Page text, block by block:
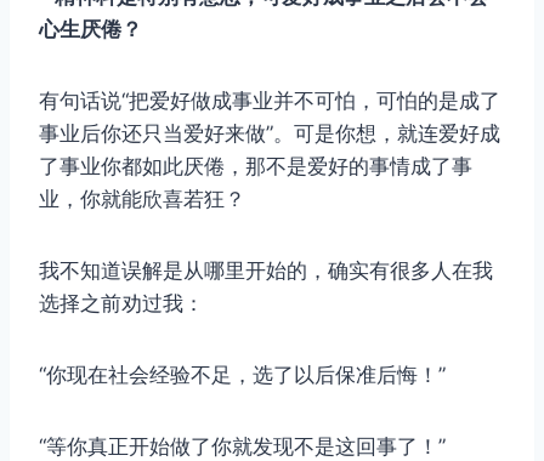
心生厌倦？
有句话说“把爱好做成事业并不可怕，可怕的是成了
事业后你还只当爱好来做”。可是你想，就连爱好成
了事业你都如此厌倦，那不是爱好的事情成了事
业，你就能欣喜若狂？
我不知道误解是从哪里开始的，确实有很多人在我
选择之前劝过我：
“你现在社会经验不足，选了以后保准后悔！”
“等你真正开始做了你就发现不是这回事了！”